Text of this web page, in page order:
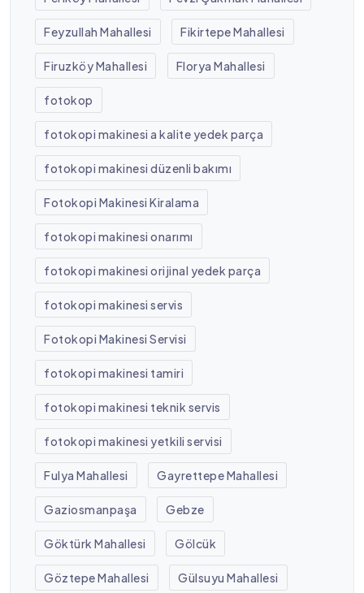
Feyzullah Mahallesi Fikirtepe Mahallesi
Firuzköy Mahallesi Florya Mahallesi
fotokop
fotokopi makinesi a kalite yedek parça
fotokopi makinesi düzenli bakımı
Fotokopi Makinesi Kiralama
fotokopi makinesi onarımı
fotokopi makinesi orijinal yedek parça
fotokopi makinesi servis
Fotokopi Makinesi Servisi
fotokopi makinesi tamiri
fotokopi makinesi teknik servis
fotokopi makinesi yetkili servisi
Fulya Mahallesi Gayrettepe Mahallesi
Gaziosmanpaşa Gebze
Göktürk Mahallesi Gölcük
Göztepe Mahallesi Gülsuyu Mahallesi